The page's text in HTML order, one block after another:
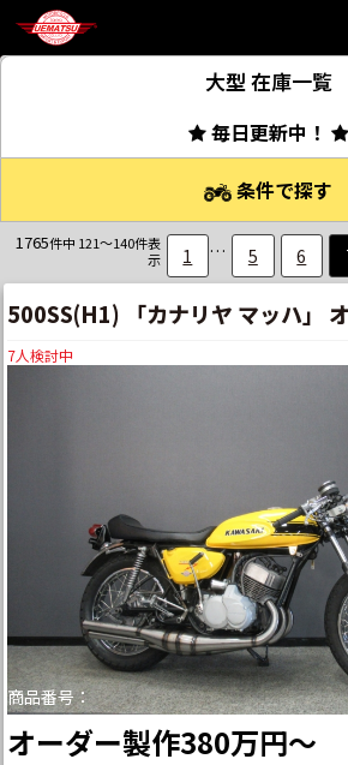
大型在庫一覧
毎日更新中！
条件で探す
1765件中 121～140件表
示
1 … 5 6
500SS(H1) 「カナリヤ マッハ」
7人検討中
商品番号：
オーダー製作380万円～